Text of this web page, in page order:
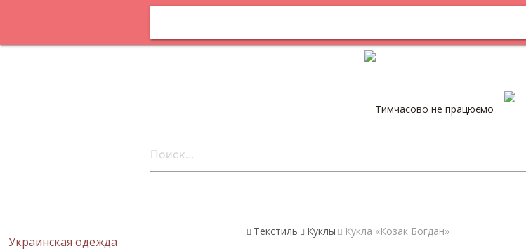
Тимчасово не працюємо
Украинская одежда
Текстиль Куклы Кукла «Козак Богдан»